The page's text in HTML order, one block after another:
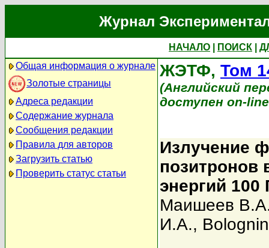
Журнал
НАЧАЛО ПОИСК
Общая информация о журнале
Золотые страницы
Адреса редакции
Содержание журнала
Сообщения редакции
Правила для авторов
Загрузить статью
Проверить статус статьи
ЖЭТФ, Том
(Английский
доступен on-
Излучение
позитронов
энергий 100
Маишеев
И.А.,